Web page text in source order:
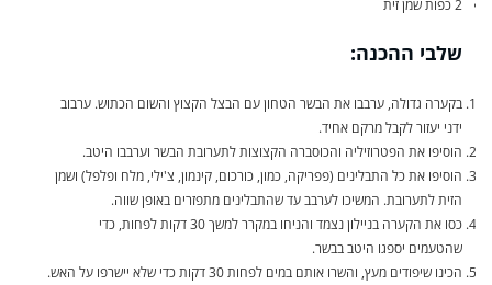
2 כפות שמן זית
שלבי ההכנה:
בקערה גדולה, ערבבו את הבשר הטחון עם הבצל הקצוץ והשום הכתוש. ערבוב
ידני יעזור לקבל מרקם אחיד.
הוסיפו את הפטרוזיליה והכוסברה הקצוצות לתערובת הבשר וערבבו היטב.
הוסיפו את כל התבלינים (פפריקה, כמון, כורכום, קינמון, צ'ילי, מלח ופלפל) ושמן
הזית לתערובת. המשיכו לערבב עד שהתבלינים מתפזרים באופן שווה.
כסו את הקערה בניילון נצמד והניחו במקרר למשך 30 דקות לפחות, כדי
שהטעמים יספגו היטב בבשר.
הכינו שיפודים מעץ, והשרו אותם במים לפחות 30 דקות כדי שלא יישרפו על האש.